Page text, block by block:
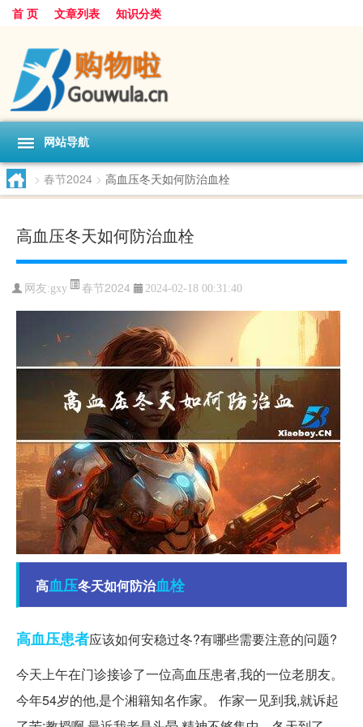
首 页 文章列表 知识分类
网站导航
> 春节2024 > 高血压冬天如何防治血栓
高血压冬天如何防治血栓
网友:gxy 春节2024 2024-02-18 00:31:40
高血压冬天如何防治血栓
高血压患者应该如何安稳过冬?有哪些需要注意的问题?
今天上午在门诊接诊了一位高血压患者,我的一位老朋友。
今年54岁的他,是个湘籍知名作家。 作家一见到我,就诉起